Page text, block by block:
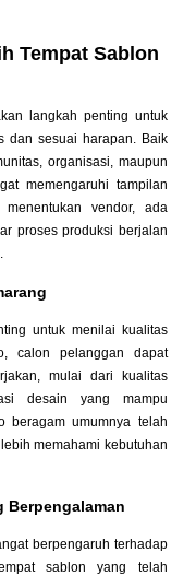
Tempat Sablon
langkah penting untuk
dan sesuai harapan. Baik
organisasi, maupun
memengaruhi tampilan
vendor, ada
proses produksi berjalan
untuk menilai kualitas
calon pelanggan dapat
mulai dari kualitas
desain yang mampu
beragam umumnya telah
memahami kebutuhan
Berpengalaman
berpengaruh terhadap
sablon yang telah